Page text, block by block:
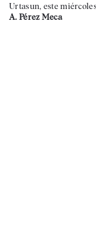
Urtasun, este
A. Pérez Meca